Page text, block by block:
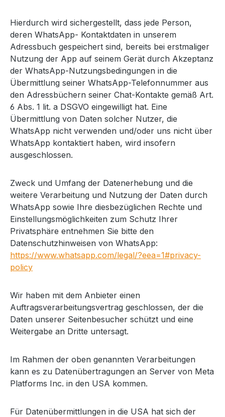
Hierdurch wird sichergestellt, dass jede Person,
deren WhatsApp- Kontaktdaten in unserem
Adressbuch gespeichert sind, bereits bei erstmaliger
Nutzung der App auf seinem Gerät durch Akzeptanz
der WhatsApp-Nutzungsbedingungen in die
Übermittlung seiner WhatsApp-Telefonnummer aus
den Adressbüchern seiner Chat-Kontakte gemäß Art.
6 Abs. 1 lit. a DSGVO eingewilligt hat. Eine
Übermittlung von Daten solcher Nutzer, die
WhatsApp nicht verwenden und/oder uns nicht über
WhatsApp kontaktiert haben, wird insofern
ausgeschlossen.
Zweck und Umfang der Datenerhebung und die
weitere Verarbeitung und Nutzung der Daten durch
WhatsApp sowie Ihre diesbezüglichen Rechte und
Einstellungsmöglichkeiten zum Schutz Ihrer
Privatsphäre entnehmen Sie bitte den
Datenschutzhinweisen von WhatsApp:
https://www.whatsapp.com/legal/?eea=1#privacy-
policy
Wir haben mit dem Anbieter einen
Auftragsverarbeitungsvertrag geschlossen, der die
Daten unserer Seitenbesucher schützt und eine
Weitergabe an Dritte untersagt.
Im Rahmen der oben genannten Verarbeitungen
kann es zu Datenübertragungen an Server von Meta
Platforms Inc. in den USA kommen.
Für Datenübermittlungen in die USA hat sich der